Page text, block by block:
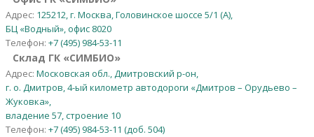
Адрес: 125212, г. Москва, Головинское шоссе 5/1 (А),
БЦ «Водный», офис 8020
Телефон: +7 (495) 984-53-11
Склад ГК «СИМБИО»
Адрес: Московская обл., Дмитровский р-он,
г. о. Дмитров, 4-ый километр автодороги «Дмитров – Орудьево –
Жуковка»,
владение 57, строение 10
Телефон: +7 (495) 984-53-11 (доб. 504)